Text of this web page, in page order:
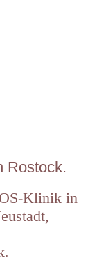
Rostock.
Klinik in